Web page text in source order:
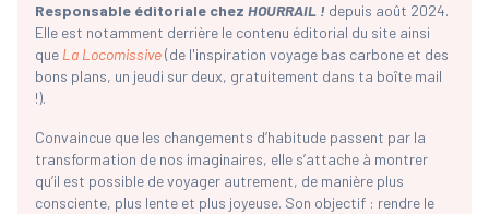
Responsable éditoriale chez HOURRAIL ! depuis août 2024.
Elle est notamment derrière le contenu éditorial du site ainsi
que La Locomissive(de l'inspiration voyage bas carbone et des
bons plans, un jeudi sur deux, gratuitement dans ta boîte mail
!).
Convaincue que les changements d’habitude passent par la
transformation de nos imaginaires, elle s’attache à montrer
qu’il est possible de voyager autrement, de manière plus
consciente, plus lente et plus joyeuse. Son objectif : rendre le